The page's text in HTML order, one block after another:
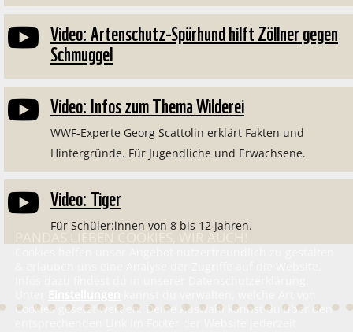
 Video: Artenschutz-Spürhund hilft Zöllner gegen
Schmuggel
 Video: Infos zum Thema Wilderei
WWF-Experte Georg Scattolin erklärt Fakten und
Hintergründe. Für Jugendliche und Erwachsene.
 Video: Tiger
Für Schüler:innen von 8 bis 12 Jahren.
PANDAS LIEBEN COOKIES, WIR AUCH!
Cookies gesetzt werden. Deine Auswahl kannst du über den